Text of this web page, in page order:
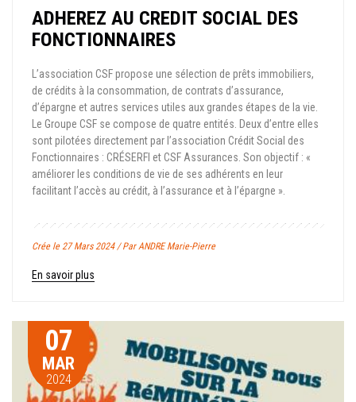
ADHEREZ AU CREDIT SOCIAL DES
FONCTIONNAIRES
L’association CSF propose une sélection de prêts immobiliers,
de crédits à la consommation, de contrats d’assurance,
d’épargne et autres services utiles aux grandes étapes de la vie.
Le Groupe CSF se compose de quatre entités. Deux d’entre elles
sont pilotées directement par l’association Crédit Social des
Fonctionnaires : CRÉSERFI et CSF Assurances. Son objectif : «
améliorer les conditions de vie de ses adhérents en leur
facilitant l’accès au crédit, à l’assurance et à l’épargne ».
Crée le 27 Mars 2024 / Par ANDRE Marie-Pierre
En savoir plus
07
MAR
2024